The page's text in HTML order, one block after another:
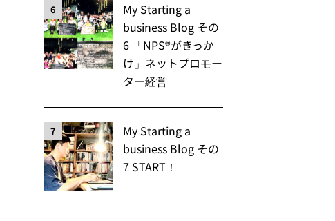
6
My Starting a
business Blog その
6 「NPS®️がきっか
け」ネットプロモー
ター経営
7
My Starting a
business Blog その
7 START！